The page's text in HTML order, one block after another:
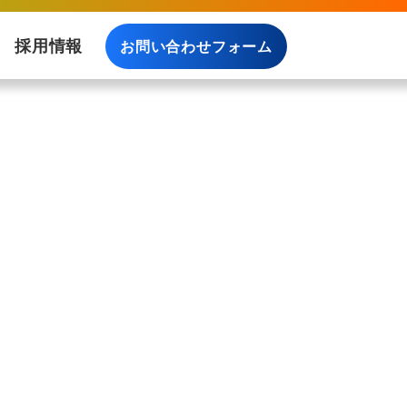
採用情報 お問い合わせフォーム